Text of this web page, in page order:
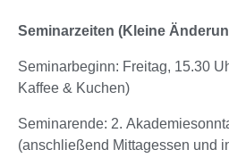
Seminarzeiten (Kleine
Seminarbeginn: Freitag, 15.30
Kaffee & Kuchen)
Seminarende: 2.
(anschließend Mittagessen und